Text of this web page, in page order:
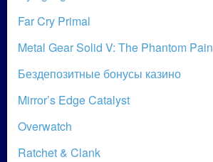
Far Cry Primal
Metal Gear Solid V: The Phantom Pain
Бездепозитные бонусы казино
Mirror’s Edge Catalyst
Overwatch
Ratchet & Clank